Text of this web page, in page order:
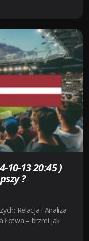
10-13 20:45 )
?
Relacja i Analiza
Łotwa – brzmi jak